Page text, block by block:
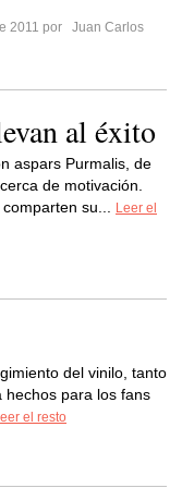
2011 por
Juan Carlos
al éxito
aspars Purmalis, de
de motivación.
su...
Leer el
del vinilo, tanto
hechos para los fans
el resto